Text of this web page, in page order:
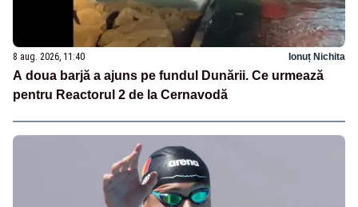
8 aug. 2026, 11:40 Ionuț Nichita
A doua barjă a ajuns pe fundul Dunării. Ce urmează
pentru Reactorul 2 de la Cernavodă